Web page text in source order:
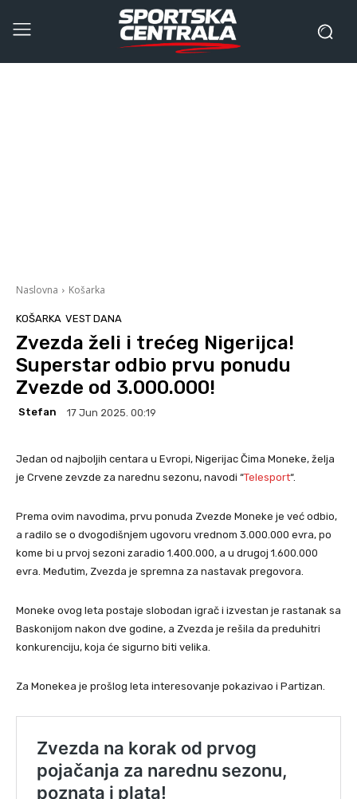
Naslovna Košarka
KOŠARKA VEST DANA
Zvezda želi i trećeg Nigerijca!
Superstar odbio prvu ponudu
Zvezde od 3.000.000!
Stefan 17 Jun 2025. 00:19
Jedan od najboljih centara u Evropi, Nigerijac Čima Moneke, želja
je Crvene zevzde za narednu sezonu, navodi “Telesport“.
Prema ovim navodima, prvu ponuda Zvezde Moneke je već odbio,
a radilo se o dvogodišnjem ugovoru vrednom 3.000.000 evra, po
kome bi u prvoj sezoni zaradio 1.400.000, a u drugoj 1.600.000
evra. Međutim, Zvezda je spremna za nastavak pregovora.
Moneke ovog leta postaje slobodan igrač i izvestan je rastanak sa
Baskonijom nakon dve godine, a Zvezda je rešila da preduhitri
konkurenciju, koja će sigurno biti velika.
Za Monekea je prošlog leta interesovanje pokazivao i Partizan.